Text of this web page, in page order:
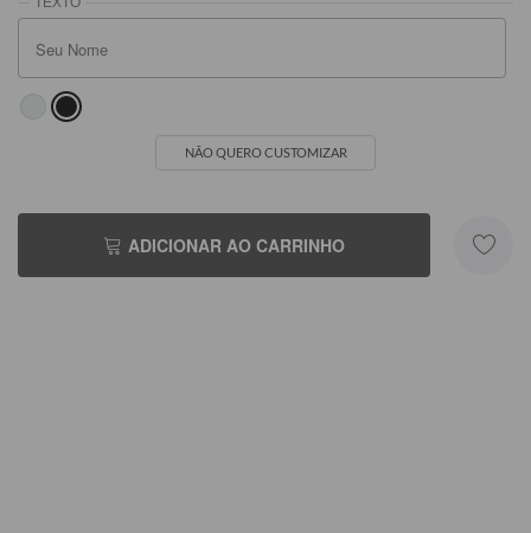
NÃO QUERO CUSTOMIZAR
ADICIONAR AO CARRINHO